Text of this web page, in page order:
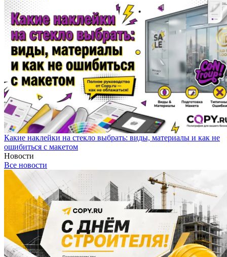
Какие наклейки на стекло выбрать: виды, материалы и как не
ошибиться с макетом
Новости
Все новости